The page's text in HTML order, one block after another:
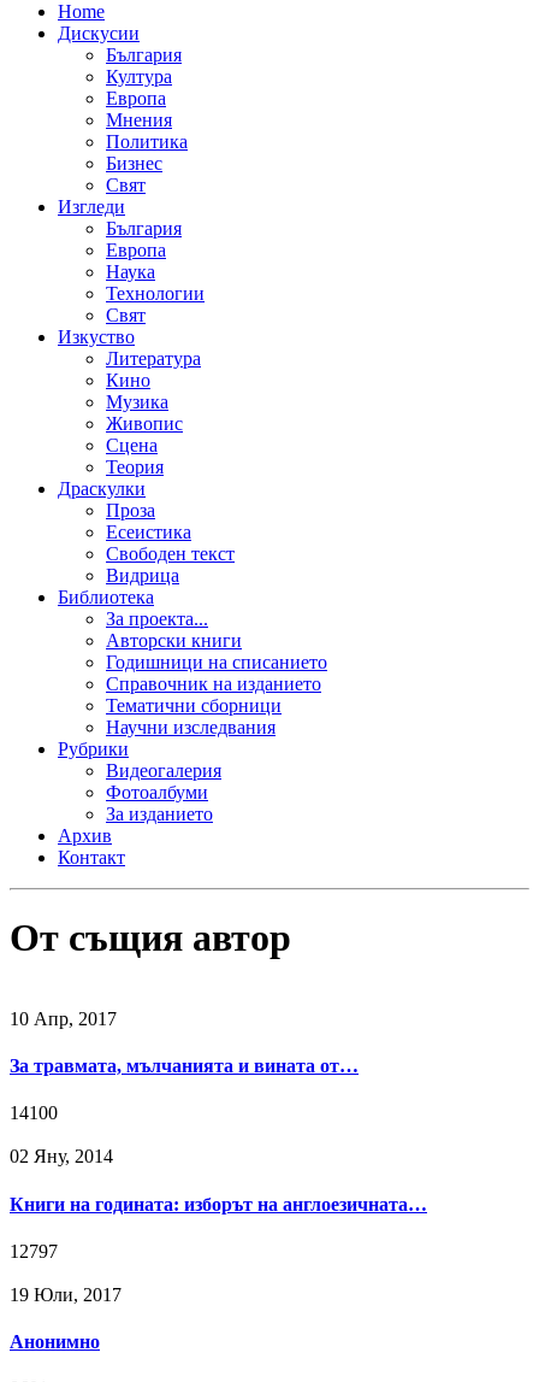
Home
Дискусии
България
Култура
Европа
Мнения
Политика
Бизнес
Свят
Изгледи
България
Европа
Наука
Технологии
Свят
Изкуство
Литература
Кино
Музика
Живопис
Сцена
Теория
Драскулки
Проза
Есеистика
Свободен текст
Видрица
Библиотека
За проекта...
Авторски книги
Годишници на списанието
Справочник на изданието
Тематични сборници
Научни изследвания
Рубрики
Видеогалерия
Фотоалбуми
За изданието
Архив
Контакт
От същия автор
10 Апр, 2017
За травмата, мълчанията и вината от…
14100
02 Яну, 2014
Книги на годината: изборът на англоезичната…
12797
19 Юли, 2017
Анонимно